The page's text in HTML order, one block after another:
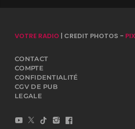
VOTRE RADIO | CREDIT PHOTOS -
CONTACT
COMPTE
CONFIDENTIALITÉ
CGV DE PUB
LEGALE